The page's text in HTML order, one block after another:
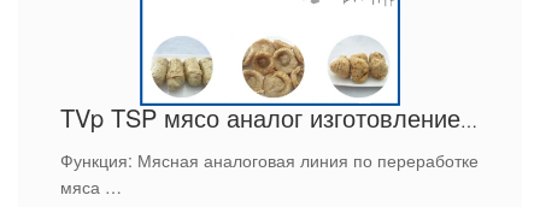
TVp TSP мясо аналог изготовление euipment
Функция: Мясная аналоговая линия по переработке
мяса